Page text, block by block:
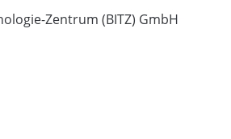
Zentrum (BITZ) GmbH